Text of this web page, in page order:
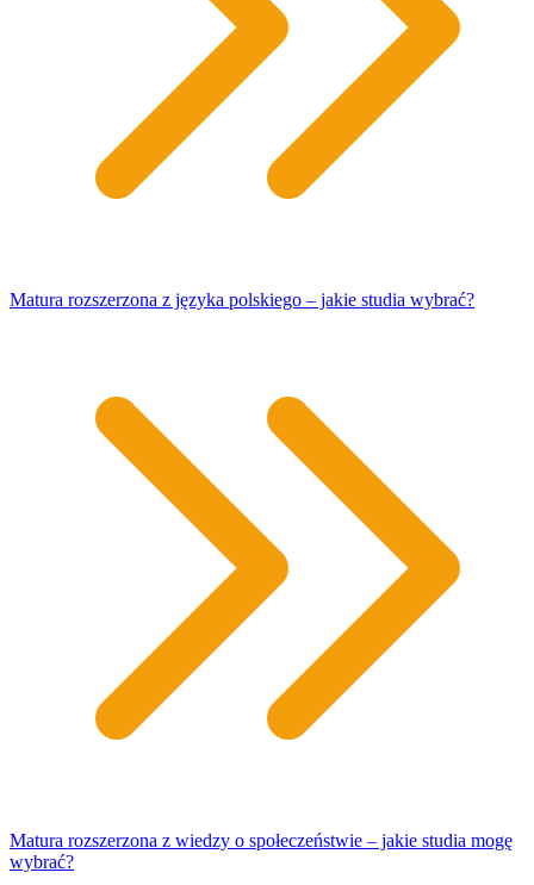
Matura rozszerzona z języka polskiego – jakie studia wybrać?
Matura rozszerzona z wiedzy o społeczeństwie – jakie studia mogę
wybrać?